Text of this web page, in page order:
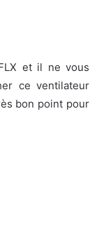
et il ne vous
ce ventilateur
bon point pour